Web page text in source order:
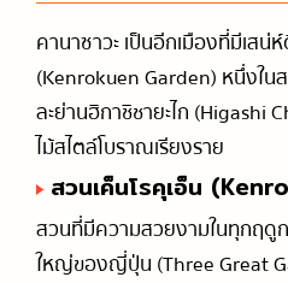
คานาซาวะ เป็นอีกเมืองที่มีเส
(Kenrokuen Garden) หนึ่งใ
ละย่านฮิกาชิชายะไก (Higashi
ไม้สไตล์โบราณเรียงราย
สวนเค็นโรคุเอ็น
สวนที่มีความสวยงามในทุกฤดู
ใหญ่ของญี่ปุ่น (Three Great